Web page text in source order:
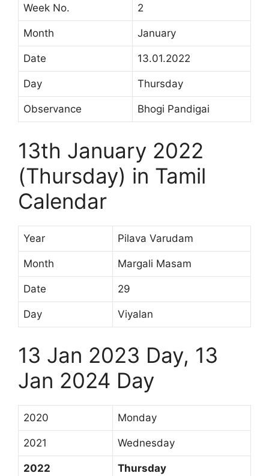
Week No. 2
Month January
Date 13.01.2022
Day Thursday
Observance Bhogi Pandigai
13th January 2022
(Thursday) in Tamil
Calendar
Year Pilava Varudam
Month Margali Masam
Date 29
Day Viyalan
13 Jan 2023 Day, 13
Jan 2024 Day
2020 Monday
2021 Wednesday
2022 Thursday